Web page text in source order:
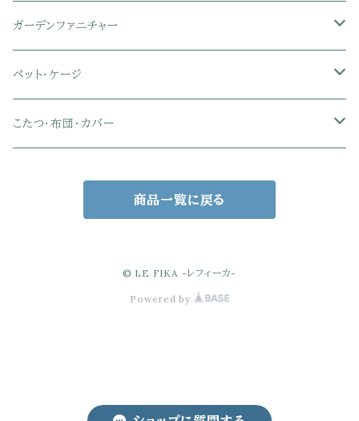
シングル
シングル
セミダブル
ダブル
ダブル
クイーン
キング
サイドワゴン・チェスト
木製デスク
ガラスデスク
幅101～120cmデスク
幅121～160cmデスク
メッシュオフィスチェア
革・レザー・合皮チェア
スチール脚チェア
木脚チェア
トイレ用品
トイレットペーパーホルダー
バス用品・バスマット
コーヒーサーバー
エコバッグ
玄関小物・傘
おもちゃ・キッズ収納
学習机・学習椅子
チェア・ベビーチェア・ソファ
その他のキッズ家具
シーリングファンライト
ペンダントライト
スポットライト
ドレープカーテン
レースカーテン
カーテンセット
ガーデンファニチャー
ガーデンフェンス・アーチ
ガーデンテーブル・チェア・ベンチ
サンシェード・日よけ
その他（スタンド・ステップetc）
ペット・ケージ
ケージ
こたつ・布団・カバー
商品一覧に戻る
© LE FIKA -レフィーカ-
Powered by